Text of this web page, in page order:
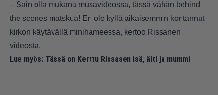
– Sain olla mukana musavideossa, tässä vähän behind
the scenes matskua! En ole kyllä aikaisemmin kontannut
kirkon käytävällä minihameessa, kertoo Rissanen
videosta.
Lue myös: Tässä on Kerttu Rissasen isä, äiti ja mummi